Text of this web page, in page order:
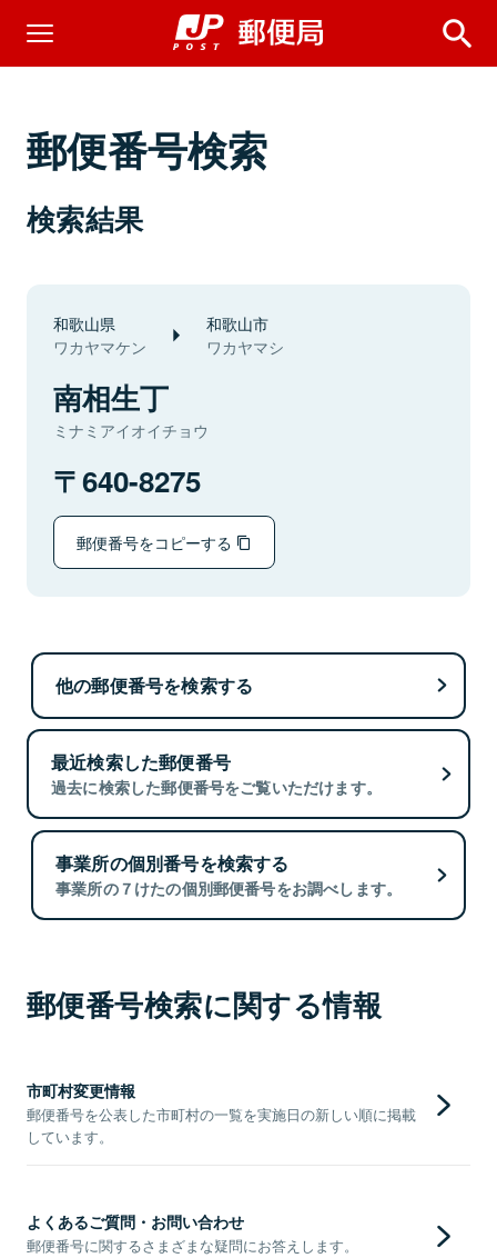
郵便番号検索
検索結果
和歌山県
ワカヤマケン
和歌山市
ワカヤマシ
南相生丁
ミナミアイオイチョウ
640-8275
郵便番号をコピーする
他の郵便番号を検索する
最近検索した郵便番号
過去に検索した郵便番号をご覧いただけます。
事業所の個別番号を検索する
事業所の７けたの個別郵便番号をお調べします。
郵便番号検索に関する情報
市町村変更情報
郵便番号を公表した市町村の一覧を実施日の新しい順に掲載
しています。
よくあるご質問・お問い合わせ
郵便番号に関するさまざまな疑問にお答えします。